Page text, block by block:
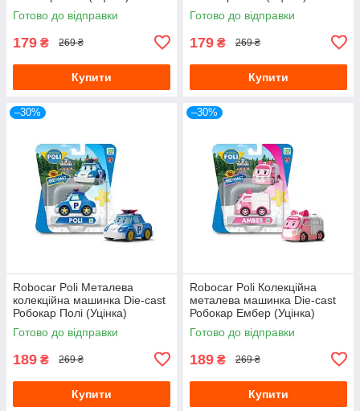
Готово до відправки
179 ₴ 269 ₴
Купити
Готово до відправки
179 ₴ 269 ₴
Купити
–30%
Robocar Poli Металева
колекційна машинка Die-cast
Робокар Полі (Уцінка)
Готово до відправки
189 ₴ 269 ₴
Купити
–30%
Robocar Poli Колекційна
металева машинка Die-cast
Робокар Ембер (Уцінка)
Готово до відправки
189 ₴ 269 ₴
Купити